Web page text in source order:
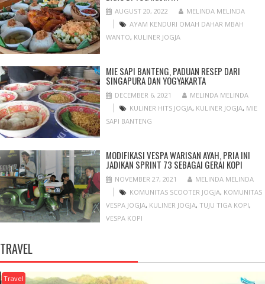
AUGUST 20, 2022
MELINDA MELINDA
AYAM KENDURI OMAH DAHAR MBAH
WANTO, KULINER JOGJA
MIE SAPI BANTENG, PADUAN RESEP DARI
SINGAPURA DAN YOGYAKARTA
DECEMBER 6, 2021
MELINDA MELINDA
KULINER HITS JOGJA, KULINER JOGJA, MIE
SAPI BANTENG
MODIFIKASI VESPA WARISAN AYAH, PRIA INI
JADIKAN SPRINT 73 SEBAGAI GERAI KOPI
NOVEMBER 27, 2021
MELINDA MELINDA
KOMUNITAS SCOOTER JOGJA, KOMUNITAS
VESPA JOGJA, KULINER JOGJA,TUJU TIGA KOPI,
VESPA KOPI
TRAVEL
Travel